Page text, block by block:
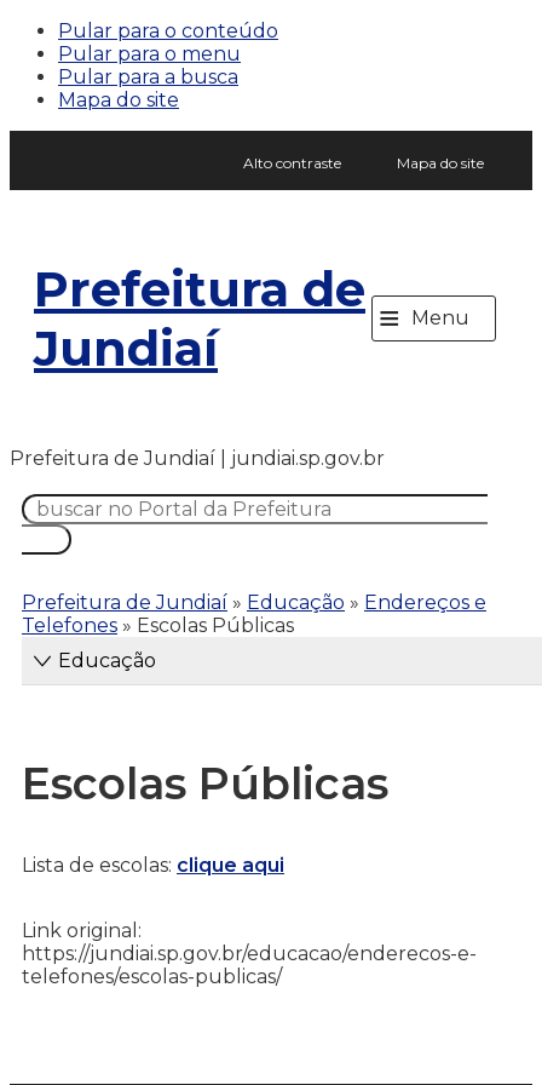
Pular para o conteúdo
Pular para o menu
Pular para a busca
Mapa do site
Alto contraste Mapa do site
Prefeitura de
Jundiaí
≡ Menu
Prefeitura de Jundiaí | jundiai.sp.gov.br
Prefeitura de Jundiaí » Educação » Endereços e
Telefones » Escolas Públicas
Educação
Escolas Públicas
Lista de escolas: clique aqui
Link original:
https://jundiai.sp.gov.br/educacao/enderecos-e-
telefones/escolas-publicas/